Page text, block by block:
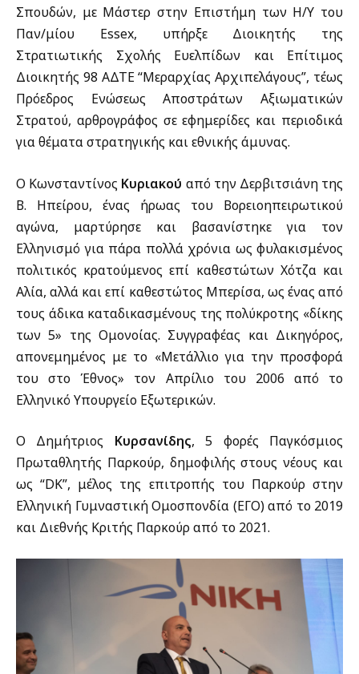
Σπουδών, με Μάστερ στην Επιστήμη των Η/Υ του
Παν/μίου Essex, υπήρξε Διοικητής της
Στρατιωτικής Σχολής Ευελπίδων και Επίτιμος
Διοικητής 98 ΑΔΤΕ “Μεραρχίας Αρχιπελάγους”, τέως
Πρόεδρος Ενώσεως Αποστράτων Αξιωματικών
Στρατού, αρθρογράφος σε εφημερίδες και περιοδικά
για θέματα στρατηγικής και εθνικής άμυνας.
Ο Κωνσταντίνος Κυριακού από την Δερβιτσιάνη της
Β. Ηπείρου, ένας ήρωας του Βορειοηπειρωτικού
αγώνα, μαρτύρησε και βασανίστηκε για τον
Ελληνισμό για πάρα πολλά χρόνια ως φυλακισμένος
πολιτικός κρατούμενος επί καθεστώτων Χότζα και
Αλία, αλλά και επί καθεστώτος Μπερίσα, ως ένας από
τους άδικα καταδικασμένους της πολύκροτης «δίκης
των 5» της Ομονοίας. Συγγραφέας και Δικηγόρος,
απονεμημένος με το «Μετάλλιο για την προσφορά
του στο Έθνος» τον Απρίλιο του 2006 από το
Ελληνικό Υπουργείο Εξωτερικών.
Ο Δημήτριος Κυρσανίδης, 5 φορές Παγκόσμιος
Πρωταθλητής Παρκούρ, δημοφιλής στους νέους και
ως “DK”, μέλος της επιτροπής του Παρκούρ στην
Ελληνική Γυμναστική Ομοσπονδία (ΕΓΟ) από το 2019
και Διεθνής Κριτής Παρκούρ από το 2021.